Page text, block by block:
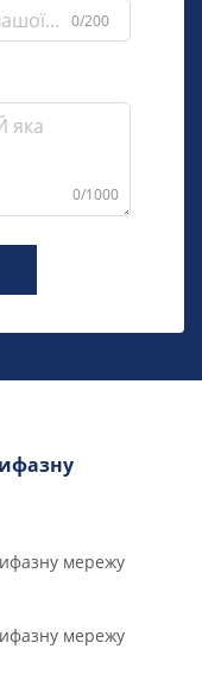
0/200
0/1000
мережу
мережу